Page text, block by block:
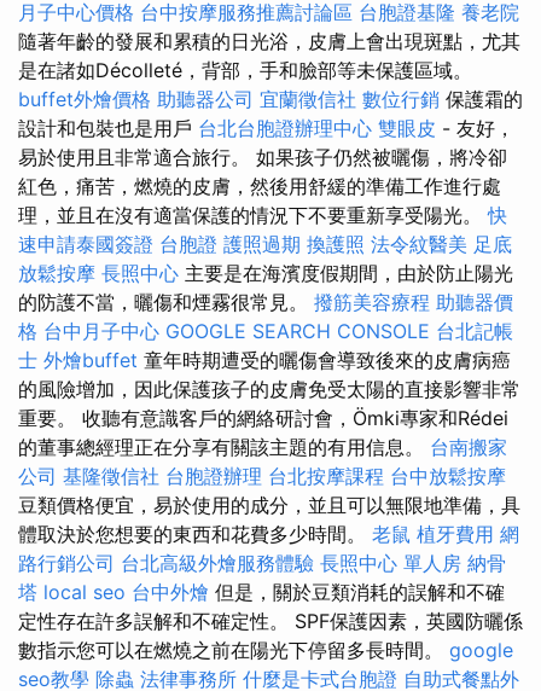
月子中心價格 台中按摩服務推薦討論區 台胞證基隆 養老院
隨著年齡的發展和累積的日光浴，皮膚上會出現斑點，尤其
是在諸如Décolleté，背部，手和臉部等未保護區域。
buffet外燴價格 助聽器公司 宜蘭徵信社 數位行銷 保護霜的
設計和包裝也是用戶 台北台胞證辦理中心 雙眼皮 - 友好，
易於使用且非常適合旅行。 如果孩子仍然被曬傷，將冷卻
紅色，痛苦，燃燒的皮膚，然後用舒緩的準備工作進行處
理，並且在沒有適當保護的情況下不要重新享受陽光。快
速申請泰國簽證 台胞證 護照過期 換護照 法令紋醫美 足底
放鬆按摩 長照中心 主要是在海濱度假期間，由於防止陽光
的防護不當，曬傷和煙霧很常見。 撥筋美容療程 助聽器價
格 台中月子中心 GOOGLE SEARCH CONSOLE 台北記帳
士 外燴buffet 童年時期遭受的曬傷會導致後來的皮膚病癌
的風險增加，因此保護孩子的皮膚免受太陽的直接影響非常
重要。 收聽有意識客戶的網絡研討會，Ömki專家和Rédei
的董事總經理正在分享有關該主題的有用信息。 台南搬家
公司 基隆徵信社 台胞證辦理 台北按摩課程 台中放鬆按摩
豆類價格便宜，易於使用的成分，並且可以無限地準備，具
體取決於您想要的東西和花費多少時間。 老鼠 植牙費用 網
路行銷公司 台北高級外燴服務體驗 長照中心 單人房 納骨
塔 local seo 台中外燴 但是，關於豆類消耗的誤解和不確
定性存在許多誤解和不確定性。 SPF保護因素，英國防曬係
數指示您可以在燃燒之前在陽光下停留多長時間。 google
seo教學 除蟲 法律事務所 什麼是卡式台胞證 自助式餐點外